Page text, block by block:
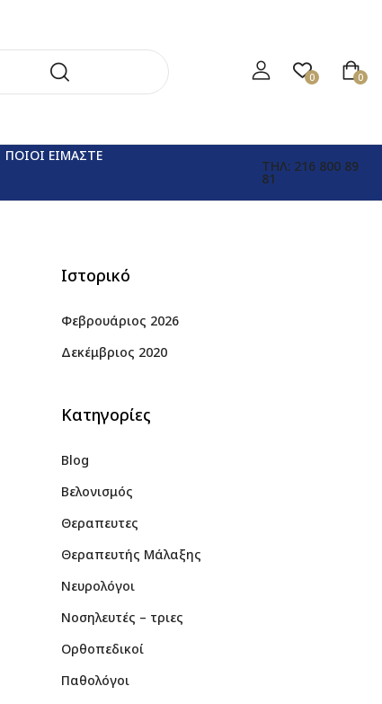
0
0
ΠΟΙΟΙ ΕΙΜΑΣΤΕ
ΤΗΛ: 216 800 89
81
Ιστορικό
Φεβρουάριος 2026
Δεκέμβριος 2020
Kατηγορίες
Blog
Βελονισμός
Θεραπευτες
Θεραπευτής Μάλαξης
Νευρολόγοι
Νοσηλευτές – τριες
Ορθοπεδικοί
Παθολόγοι